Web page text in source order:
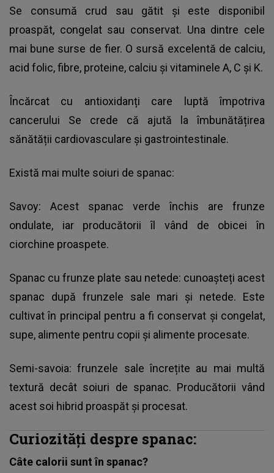
Se consumă crud sau gătit și este disponibil
proaspăt, congelat sau conservat. Una dintre cele
mai bune surse de fier. O sursă excelentă de calciu,
acid folic, fibre, proteine, calciu și vitaminele A, C și K.
Încărcat cu antioxidanți care luptă împotriva
cancerului Se crede că ajută la îmbunătățirea
sănătății cardiovasculare și gastrointestinale.
Există mai multe soiuri de spanac:
Savoy: Acest spanac verde închis are frunze
ondulate, iar producătorii îl vând de obicei în
ciorchine proaspete.
Spanac cu frunze plate sau netede: cunoașteți acest
spanac după frunzele sale mari și netede. Este
cultivat în principal pentru a fi conservat și congelat,
supe, alimente pentru copii și alimente procesate.
Semi-savoia: frunzele sale încrețite au mai multă
textură decât soiuri de spanac. Producătorii vând
acest soi hibrid proaspăt și procesat.
Curiozități despre spanac:
Câte calorii sunt în spanac?